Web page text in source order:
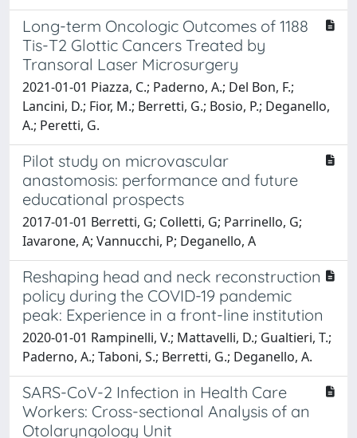
Long-term Oncologic Outcomes of 1188
Tis-T2 Glottic Cancers Treated by
Transoral Laser Microsurgery
2021-01-01 Piazza, C.; Paderno, A.; Del Bon, F.;
Lancini, D.; Fior, M.; Berretti, G.; Bosio, P.; Deganello,
A.; Peretti, G.
Pilot study on microvascular
anastomosis: performance and future
educational prospects
2017-01-01 Berretti, G; Colletti, G; Parrinello, G;
Iavarone, A; Vannucchi, P; Deganello, A
Reshaping head and neck reconstruction
policy during the COVID-19 pandemic
peak: Experience in a front-line institution
2020-01-01 Rampinelli, V.; Mattavelli, D.; Gualtieri, T.;
Paderno, A.; Taboni, S.; Berretti, G.; Deganello, A.
SARS-CoV-2 Infection in Health Care
Workers: Cross-sectional Analysis of an
Otolaryngology Unit